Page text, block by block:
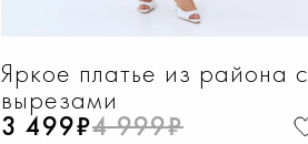
Яркое платье из района с
вырезами
3 499₽4 999₽